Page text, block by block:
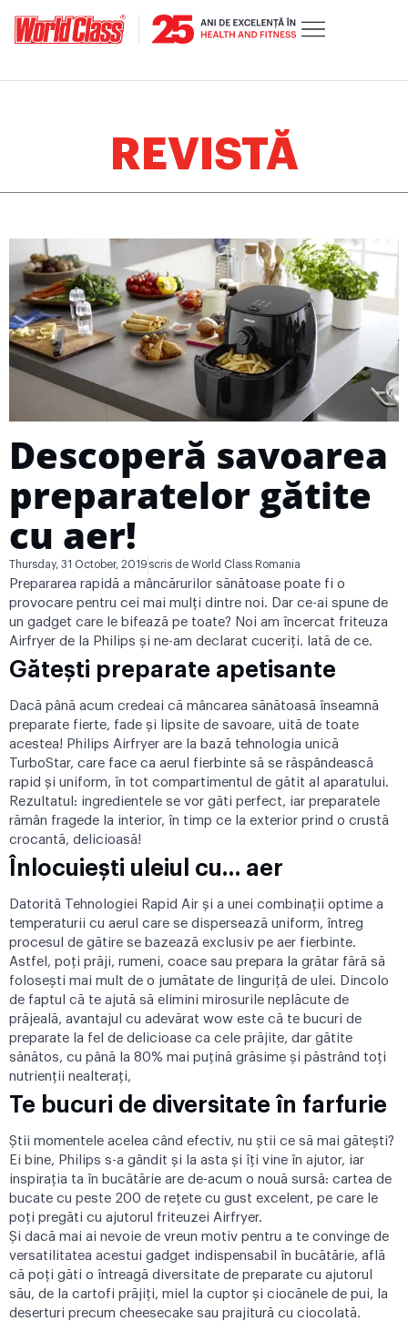
REVISTĂ
Descoperă savoarea
preparatelor gătite
cu aer!
Thursday, 31 October, 2019 scris de World Class Romania
Prepararea rapidă a mâncărurilor sănătoase poate fi o
provocare pentru cei mai mulți dintre noi. Dar ce-ai spune de
un gadget care le bifează pe toate? Noi am încercat friteuza
Airfryer de la Philips și ne-am declarat cuceriți. Iată de ce.
Gătești preparate apetisante
Dacă până acum credeai că mâncarea sănătoasă înseamnă
preparate fierte, fade și lipsite de savoare, uită de toate
acestea! Philips Airfryer are la bază tehnologia unică
TurboStar, care face ca aerul fierbinte să se răspândească
rapid și uniform, în tot compartimentul de gătit al aparatului.
Rezultatul: ingredientele se vor găti perfect, iar preparatele
rămân fragede la interior, în timp ce la exterior prind o crustă
crocantă, delicioasă!
Înlocuiești uleiul cu… aer
Datorită Tehnologiei Rapid Air și a unei combinații optime a
temperaturii cu aerul care se dispersează uniform, întreg
procesul de gătire se bazează exclusiv pe aer fierbinte.
Astfel, poți prăji, rumeni, coace sau prepara la grătar fără să
folosești mai mult de o jumătate de linguriță de ulei. Dincolo
de faptul că te ajută să elimini mirosurile neplăcute de
prăjeală, avantajul cu adevărat wow este că te bucuri de
preparate la fel de delicioase ca cele prăjite, dar gătite
sănătos, cu până la 80% mai puțină grăsime și păstrând toți
nutrienții nealterați,
Te bucuri de diversitate în farfurie
Știi momentele acelea când efectiv, nu știi ce să mai gătești?
Ei bine, Philips s-a gândit și la asta și îți vine în ajutor, iar
inspirația ta în bucătărie are de-acum o nouă sursă: cartea de
bucate cu peste 200 de rețete cu gust excelent, pe care le
poți pregăti cu ajutorul friteuzei Airfryer.
Și dacă mai ai nevoie de vreun motiv pentru a te convinge de
versatilitatea acestui gadget indispensabil în bucătărie, află
că poți găti o întreagă diversitate de preparate cu ajutorul
său, de la cartofi prăjiți, miel la cuptor și ciocănele de pui, la
deserturi precum cheesecake sau prajitură cu ciocolată.